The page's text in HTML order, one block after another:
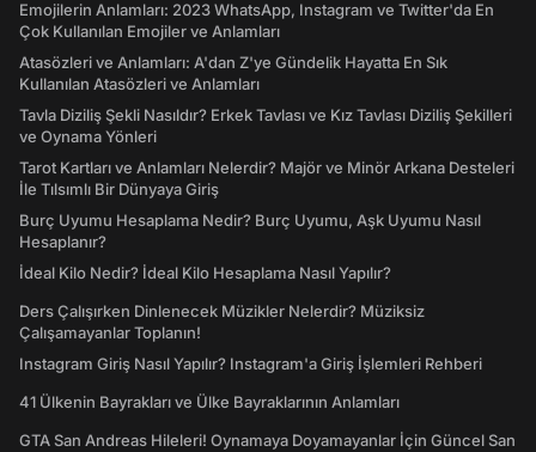
Emojilerin Anlamları: 2023 WhatsApp, Instagram ve Twitter'da En
Çok Kullanılan Emojiler ve Anlamları
Atasözleri ve Anlamları: A'dan Z'ye Gündelik Hayatta En Sık
Kullanılan Atasözleri ve Anlamları
Tavla Diziliş Şekli Nasıldır? Erkek Tavlası ve Kız Tavlası Diziliş Şekilleri
ve Oynama Yönleri
Tarot Kartları ve Anlamları Nelerdir? Majör ve Minör Arkana Desteleri
İle Tılsımlı Bir Dünyaya Giriş
Burç Uyumu Hesaplama Nedir? Burç Uyumu, Aşk Uyumu Nasıl
Hesaplanır?
İdeal Kilo Nedir? İdeal Kilo Hesaplama Nasıl Yapılır?
Ders Çalışırken Dinlenecek Müzikler Nelerdir? Müziksiz
Çalışamayanlar Toplanın!
Instagram Giriş Nasıl Yapılır? Instagram'a Giriş İşlemleri Rehberi
41 Ülkenin Bayrakları ve Ülke Bayraklarının Anlamları
GTA San Andreas Hileleri! Oynamaya Doyamayanlar İçin Güncel San